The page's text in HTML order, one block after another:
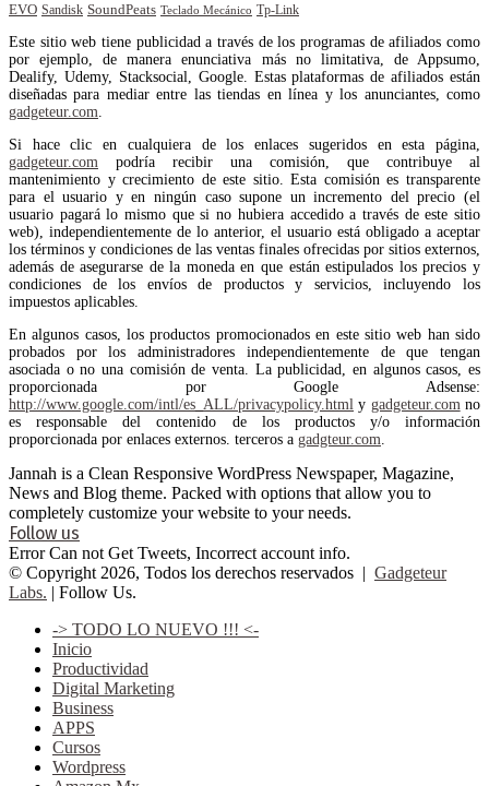
EVO Sandisk SoundPeats Teclado Mecánico Tp-Link
Este sitio web tiene publicidad a través de los programas de afiliados como
por ejemplo, de manera enunciativa más no limitativa, de Appsumo,
Dealify, Udemy, Stacksocial, Google. Estas plataformas de afiliados están
diseñadas para mediar entre las tiendas en línea y los anunciantes, como
gadgeteur.com.
Si hace clic en cualquiera de los enlaces sugeridos en esta página,
gadgeteur.com podría recibir una comisión, que contribuye al
mantenimiento y crecimiento de este sitio. Esta comisión es transparente
para el usuario y en ningún caso supone un incremento del precio (el
usuario pagará lo mismo que si no hubiera accedido a través de este sitio
web), independientemente de lo anterior, el usuario está obligado a aceptar
los términos y condiciones de las ventas finales ofrecidas por sitios externos,
además de asegurarse de la moneda en que están estipulados los precios y
condiciones de los envíos de productos y servicios, incluyendo los
impuestos aplicables.
En algunos casos, los productos promocionados en este sitio web han sido
probados por los administradores independientemente de que tengan
asociada o no una comisión de venta. La publicidad, en algunos casos, es
proporcionada por Google Adsense:
http://www.google.com/intl/es_ALL/privacypolicy.html y gadgeteur.comno
es responsable del contenido de los productos y/o información
proporcionada por enlaces externos. terceros a gadgteur.com.
Jannah is a Clean Responsive WordPress Newspaper, Magazine,
News and Blog theme. Packed with options that allow you to
completely customize your website to your needs.
Follow us
Error Can not Get Tweets, Incorrect account info.
© Copyright 2026, Todos los derechos reservados | Gadgeteur
Labs. | Follow Us.
-> TODO LO NUEVO !!! <-
Inicio
Productividad
Digital Marketing
Business
APPS
Cursos
Wordpress